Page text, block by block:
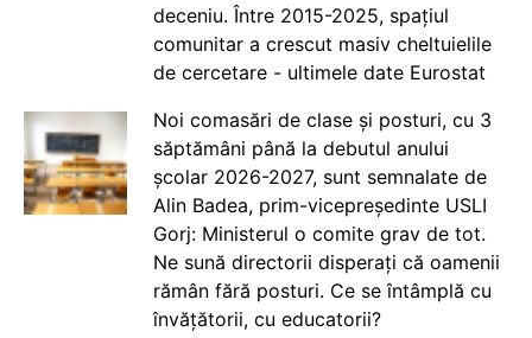
deceniu. Între 2015-2025, spațiul
comunitar a crescut masiv cheltuielile
de cercetare - ultimele date Eurostat
Noi comasări de clase și posturi, cu 3
săptămâni până la debutul anului
școlar 2026-2027, sunt semnalate de
Alin Badea, prim-vicepreședinte USLI
Gorj: Ministerul o comite grav de tot.
Ne sună directorii disperați că oamenii
rămân fără posturi. Ce se întâmplă cu
învățătorii, cu educatorii?